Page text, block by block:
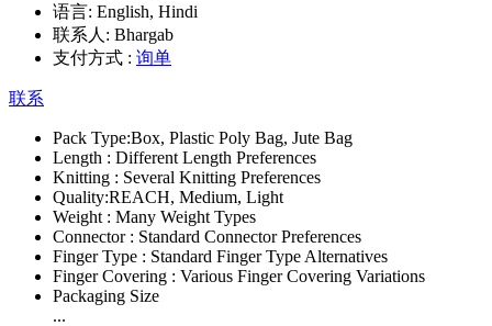
语言: English, Hindi
联系人: Bhargab
支付方式 : 询单
联系
Pack Type:Box, Plastic Poly Bag, Jute Bag
Length : Different Length Preferences
Knitting : Several Knitting Preferences
Quality:REACH, Medium, Light
Weight : Many Weight Types
Connector : Standard Connector Preferences
Finger Type : Standard Finger Type Alternatives
Finger Covering : Various Finger Covering Variations
Packaging Size
...